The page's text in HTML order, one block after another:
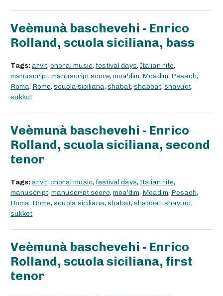
Veèmunà baschevehi - Enrico
Rolland, scuola siciliana, bass
Tags:arvit, choral music, festival days, Italian rite,
manuscript, manuscript score, moa'dim, Moadim, Pesach,
Roma, Rome, scuola siciliana, shabat, shabbat, shavuot,
sukkot
Veèmunà baschevehi - Enrico
Rolland, scuola siciliana, second
tenor
Tags:arvit, choral music, festival days, Italian rite,
manuscript, manuscript score, moa'dim, Moadim, Pesach,
Roma, Rome, scuola siciliana, shabat, shabbat, shavuot,
sukkot
Veèmunà baschevehi - Enrico
Rolland, scuola siciliana, first
tenor